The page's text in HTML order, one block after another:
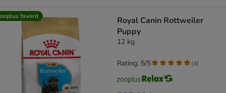
favorit
Royal Canin Rottweiler
Puppy
12 kg
Rating: 5/5 (4)